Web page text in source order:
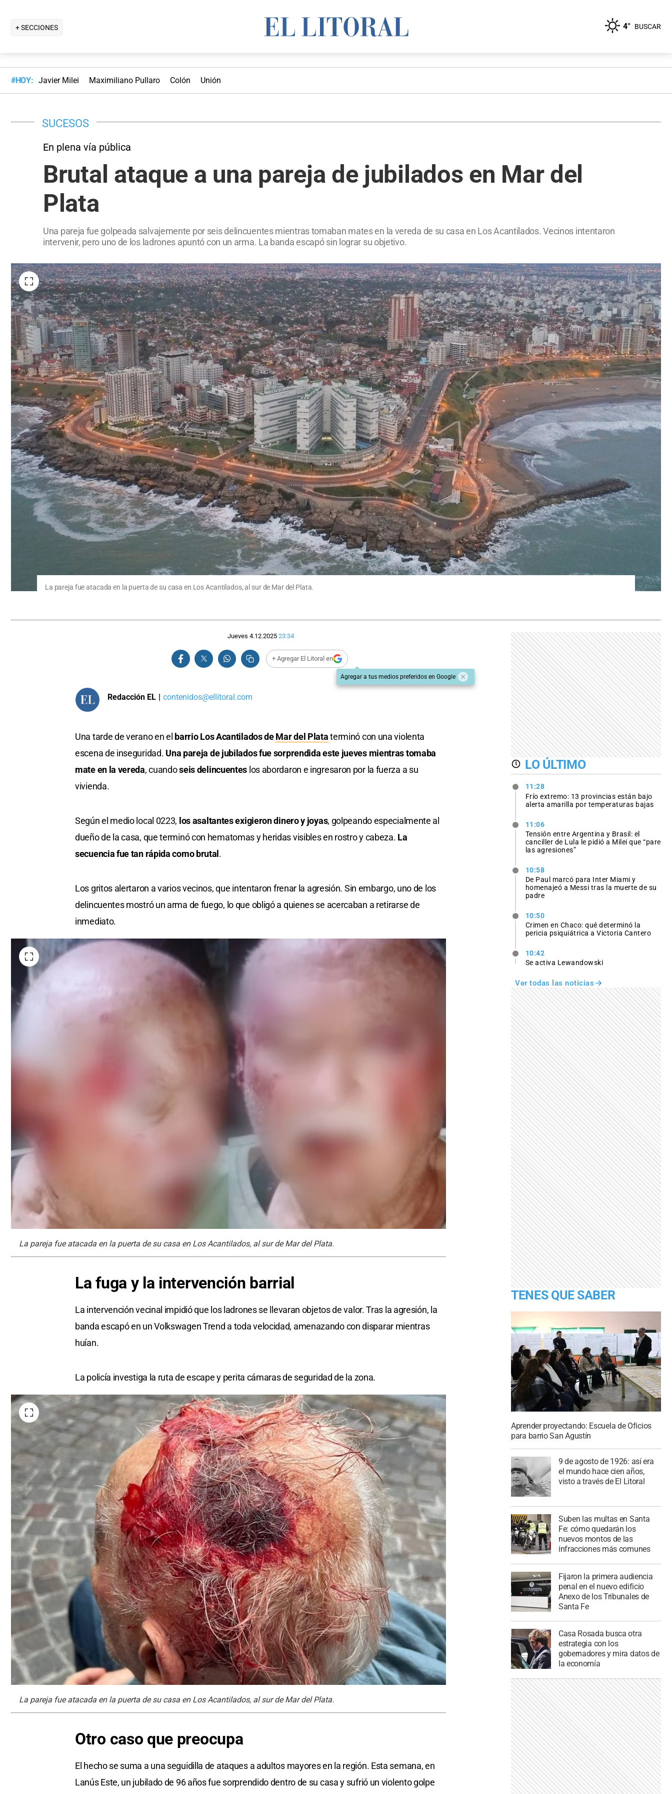
+ SECCIONES 4° BUSCAR
#HOY: Javier Milei Maximiliano Pullaro Colón Unión
SUCESOS
En plena vía pública
Brutal ataque a una pareja de jubilados en Mar del
Plata
Una pareja fue golpeada salvajemente por seis delincuentes mientras tomaban mates en la vereda de su casa en Los Acantilados. Vecinos intentaron
intervenir, pero uno de los ladrones apuntó con un arma. La banda escapó sin lograr su objetivo.
La pareja fue atacada en la puerta de su casa en Los Acantilados, al sur de Mar del Plata.
Jueves 4.12.2025 23:34
+ Agregar El Litoral en
Agregar a tus medios preferidos en Google
Redacción EL | contenidos@ellitoral.com
Una tarde de verano en el barrio Los Acantilados deMar del Plataterminó con una violenta
escena de inseguridad. Una pareja de jubilados fue sorprendida este jueves mientras tomaba
mate en la vereda, cuandoseis delincuentes los abordaron e ingresaron por la fuerza a su
vivienda.
Según el medio local 0223, los asaltantes exigieron dinero y joyas, golpeando especialmente al
dueño de la casa, que terminó con hematomas y heridas visibles en rostro y cabeza. La
secuencia fue tan rápida como brutal .
Los gritos alertaron a varios vecinos, que intentaron frenar la agresión. Sin embargo, uno de los
delincuentes mostró un arma de fuego, lo que obligó a quienes se acercaban a retirarse de
inmediato.
La pareja fue atacada en la puerta de su casa en Los Acantilados, al sur de Mar del Plata.
La fuga y la intervención barrial
La intervención vecinal impidió que los ladrones se llevaran objetos de valor. Tras la agresión, la
banda escapó en un Volkswagen Trend a toda velocidad, amenazando con disparar mientras
huían.
La policía investiga la ruta de escape y perita cámaras de seguridad de la zona.
La pareja fue atacada en la puerta de su casa en Los Acantilados, al sur de Mar del Plata.
Otro caso que preocupa
El hecho se suma a una seguidilla de ataques a adultos mayores en la región. Esta semana, en
Lanús Este, un jubilado de 96 años fue sorprendido dentro de su casa y sufrió un violento golpe
LO ÚLTIMO
11:28
Frío extremo: 13 provincias están bajo
alerta amarilla por temperaturas bajas
11:06
Tensión entre Argentina y Brasil: el
canciller de Lula le pidió a Milei que “pare
las agresiones”
10:58
De Paul marcó para Inter Miami y
homenajeó a Messi tras la muerte de su
padre
10:50
Crimen en Chaco: qué determinó la
pericia psiquiátrica a Victoria Cantero
10:42
Se activa Lewandowski
Ver todas las noticias
TENES QUE SABER
Aprender proyectando: Escuela de Oficios
para barrio San Agustín
9 de agosto de 1926: así era
el mundo hace cien años,
visto a través de El Litoral
Suben las multas en Santa
Fe: cómo quedarán los
nuevos montos de las
infracciones más comunes
Fijaron la primera audiencia
penal en el nuevo edificio
Anexo de los Tribunales de
Santa Fe
Casa Rosada busca otra
estrategia con los
gobernadores y mira datos de
la economía